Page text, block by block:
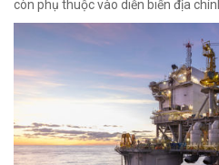
còn phụ thuộc vào diễn biến địa